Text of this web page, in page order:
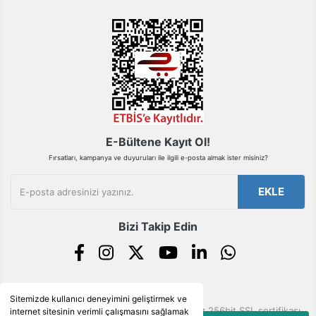
Sitemizde kullanıcı deneyimini geliştirmek ve
internet sitesinin verimli çalışmasını sağlamak
Gönder
E-Bültene Kayıt Ol!
Fırsatları, kampanya ve duyuruları ile ilgili e-posta almak ister misiniz?
EKLE
Bizi Takip Edin
© Tüm hakları saklıdır. Kredi kartı bilgileriniz 256bit SSL sertifikası